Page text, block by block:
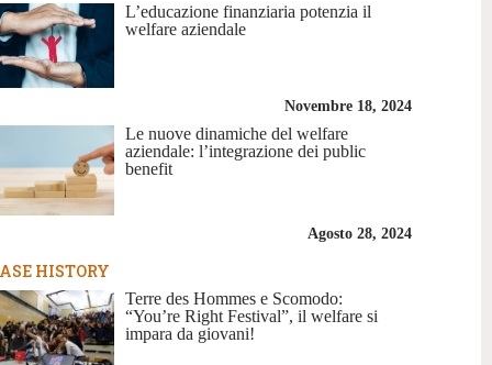
L’educazione finanziaria potenzia il
welfare aziendale
Novembre 18, 2024
Le nuove dinamiche del welfare
aziendale: l’integrazione dei public
benefit
Agosto 28, 2024
HISTORY
Terre des Hommes e Scomodo:
“You’re Right Festival”, il welfare si
impara da giovani!